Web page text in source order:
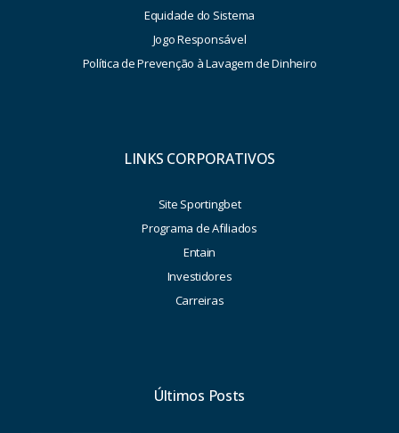
Equidade do Sistema
Jogo Responsável
Política de Prevenção à Lavagem de Dinheiro
LINKS CORPORATIVOS
Site Sportingbet
Programa de Afiliados
Entain
Investidores
Carreiras
Últimos Posts